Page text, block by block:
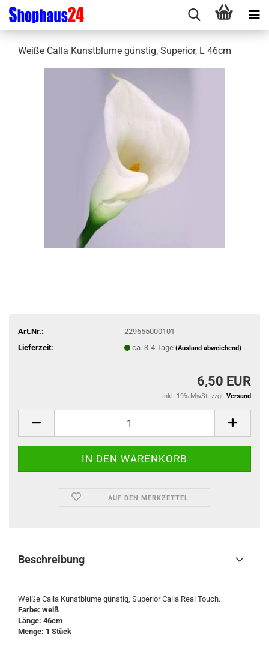
Weiße Calla Kunstblume günstig, Superior, L 46cm
Art.Nr.:
229655000101
Lieferzeit:
ca. 3-4 Tage (Ausland abweichend)
6,50 EUR
inkl. 19% MwSt. zzgl. Versand
AUF DEN MERKZETTEL
Beschreibung
Weiße Calla Kunstblume günstig, Superior Calla Real Touch.
Farbe: weiß
Länge: 46cm
Menge: ​1 Stück